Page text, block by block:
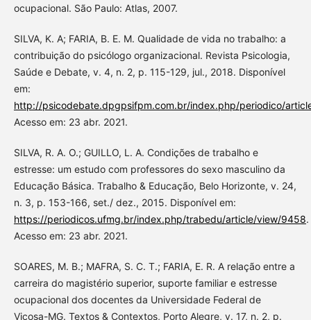
ocupacional. São Paulo: Atlas, 2007.
SILVA, K. A; FARIA, B. E. M. Qualidade de vida no trabalho: a
contribuição do psicólogo organizacional. Revista Psicologia,
Saúde e Debate, v. 4, n. 2, p. 115-129, jul., 2018. Disponível
em:
http://psicodebate.dpgpsifpm.com.br/index.php/periodico/
Acesso em: 23 abr. 2021.
SILVA, R. A. O.; GUILLO, L. A. Condições de trabalho e
estresse: um estudo com professores do sexo masculino da
Educação Básica. Trabalho & Educação, Belo Horizonte, v. 24,
n. 3, p. 153-166, set./ dez., 2015. Disponível em:
https://periodicos.ufmg.br/index.php/trabedu/article/view/9458.
Acesso em: 23 abr. 2021.
SOARES, M. B.; MAFRA, S. C. T.; FARIA, E. R. A relação entre a
carreira do magistério superior, suporte familiar e estresse
ocupacional dos docentes da Universidade Federal de
Viçosa-MG. Textos & Contextos, Porto Alegre, v. 17, n. 2, p.